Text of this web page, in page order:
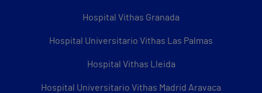
Hospital Vithas Granada
Hospital Universitario Vithas Las Palmas
Hospital Vithas Lleida
Hospital Universitario Vithas Madrid Aravaca